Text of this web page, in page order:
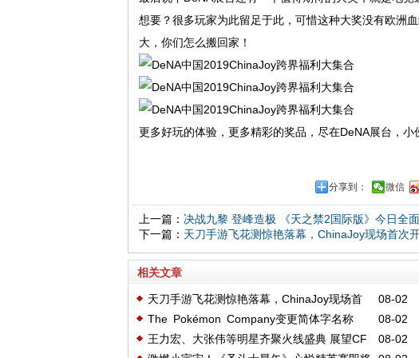
想要？很多玩家为此留足于此，可惜这种大奖没有欧洲
大，你们怎么搬回家！
更多好玩的体验，更多精彩的奖品，尽在DeNA展台，小
分享到： 微信
上一篇： 决战九黎 登峰造极 《天之禁2国际版》今日全
下一篇： 天刀手游飞花测惊艳落幕，ChinaJoy现场首次
相关文章
08-02
天刀手游飞花测惊艳落幕，ChinaJoy现场首
次开放线下试玩
08-02
The Pokémon Company变更简体字名称
为“宝可梦”
08-02
王力宏、大张伟等明星齐聚火线盛典 展望CF